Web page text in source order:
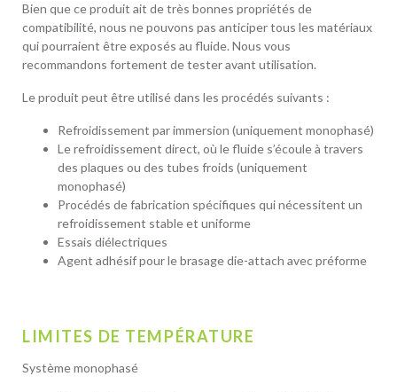
Bien que ce produit ait de très bonnes propriétés de
compatibilité, nous ne pouvons pas anticiper tous les matériaux
qui pourraient être exposés au fluide. Nous vous
recommandons fortement de tester avant utilisation.
Le produit peut être utilisé dans les procédés suivants :
Refroidissement par immersion (uniquement monophasé)
Le refroidissement direct, où le fluide s’écoule à travers
des plaques ou des tubes froids (uniquement
monophasé)
Procédés de fabrication spécifiques qui nécessitent un
refroidissement stable et uniforme
Essais diélectriques
Agent adhésif pour le brasage die-attach avec préforme
LIMITES DE TEMPÉRATURE
Système monophasé